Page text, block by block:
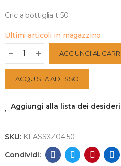
Cric a bottiglia t 50
Ultimi articoli in magazzino
AGGIUNGI AL
ACQUISTA ADESSO
Aggiungi alla lista dei desideri
SKU: KLASSXZ04.50